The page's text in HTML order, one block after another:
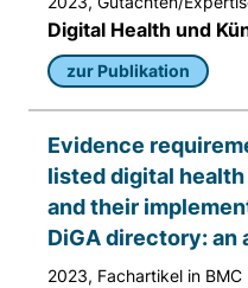
Digital Health und
zur Publikation
Evidence
listed digital
and their
DiGA directory: an
2023, Fachartikel in
Cookie Laufzeit:
14d
Name:
matomo_lang
Anbieter:
Matomo